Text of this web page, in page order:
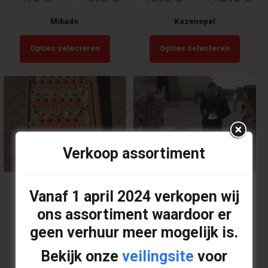
Mikado
Opties selecteren
multiple
on
page
Kazenspel
Opties selecteren
The
options
may
be
€20,00
Op offerte plaatsen
€20,00–
€24,50
Verkoop assortiment
Vanaf 1 april 2024verkopen wij
ons assortiment waardoor er
geen verhuur meer mogelijk is.
Bekijk onze veilingsite voor